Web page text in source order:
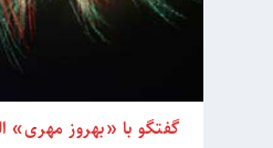
گفتگو با «بهروز مهری»